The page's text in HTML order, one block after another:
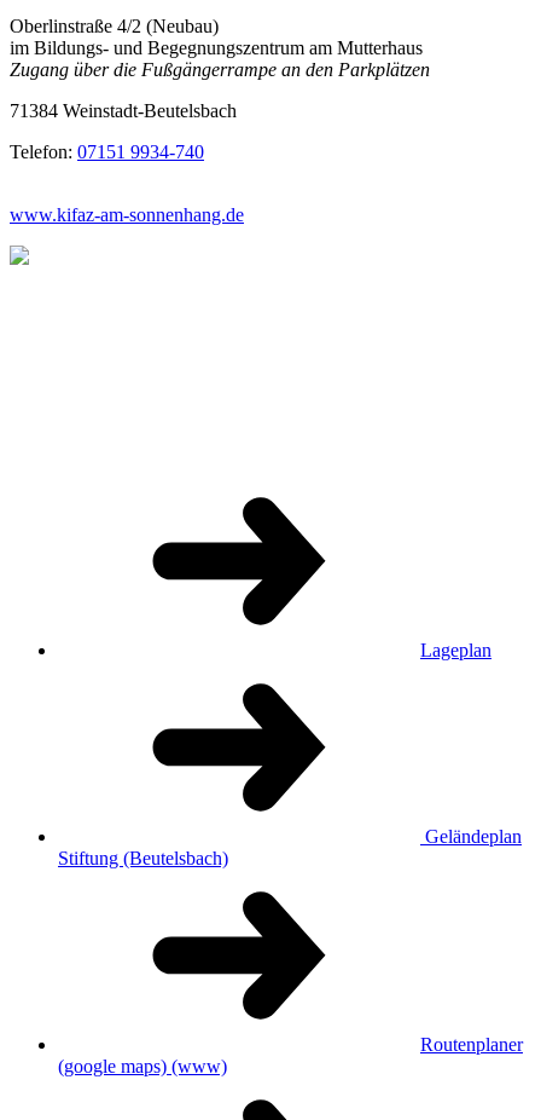
Oberlinstraße 4/2 (Neubau)
im Bildungs- und Begegnungszentrum am Mutterhaus
Zugang über die Fußgängerrampe an den Parkplätzen
71384 Weinstadt-Beutelsbach
Telefon: 07151 9934-740
www.kifaz-am-sonnenhang.de
Lageplan
Geländeplan
Stiftung (Beutelsbach)
Routenplaner
(google maps) (www)